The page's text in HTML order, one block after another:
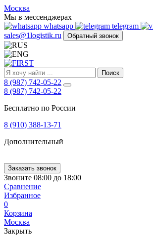
FIRST
Адрес
и
телефон:
Москва,
Алтуфьевское
ш.
д.
48,
корпус
2,
офис
127549
Россия
250-
21-
51,
E-
mail:
sales@1Logistik.ru
Москва
Мы в мессенджерах
whatsapp
telegram
sales@1logistik.ru
Обратный звонок
Поиск
8 (987) 742-05-22
8 (987) 742-05-22
Бесплатно по России
8 (910) 388-13-71
Дополнительный
Заказать звонок
Звоните 08:00 до 18:00
Сравнение
Избранное
0
Корзина
Москва
Закрыть